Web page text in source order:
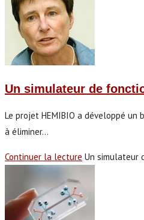
Un simulateur de
Le projet HEMIBIO a développé
à éliminer…
Continuer la lecture Un simulateur